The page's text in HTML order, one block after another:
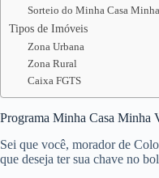
Sorteio do Minha Casa
Tipos de Imóveis
Zona Urbana
Zona Rural
Caixa FGTS
Programa Minha Casa Minha
Sei que você, morador de
que deseja ter sua chave no